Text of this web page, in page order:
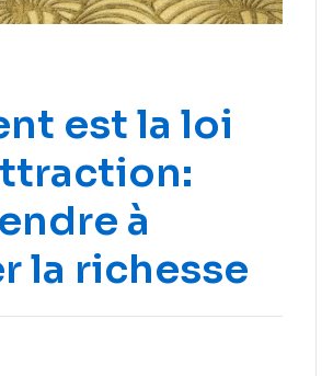
est la loi
à
la richesse